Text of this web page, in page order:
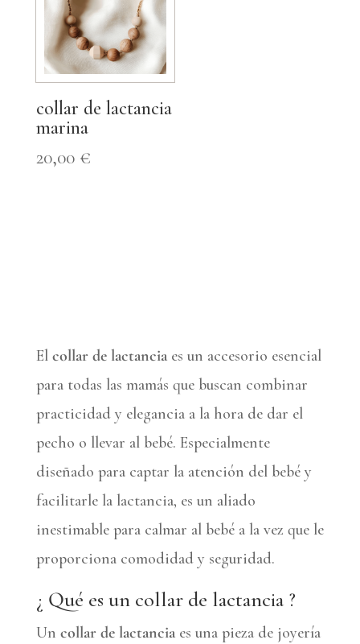
collar de lactancia
marina
20,00 €
El collar de lactanciaes un accesorio esencial
para todas las mamás que buscan combinar
practicidad y elegancia a la hora de dar el
pecho o llevar al bebé. Especialmente
diseñado para captar la atención del bebé y
facilitarle la lactancia, es un aliado
inestimable para calmar al bebé a la vez que le
proporciona comodidad y seguridad.
¿ Qué es un collar de lactancia ?
Un collar de lactanciaes una pieza de joyería